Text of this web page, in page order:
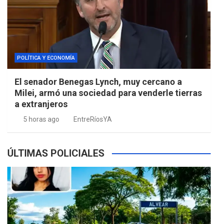
POLÍTICA Y ECONOMÍA
El senador Benegas Lynch, muy cercano a
Milei, armó una sociedad para venderle tierras
a extranjeros
5 horas ago EntreRíosYA
ÚLTIMAS POLICIALES